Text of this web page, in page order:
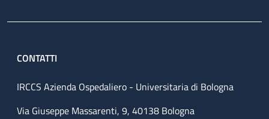
CONTATTI
IRCCS Azienda Ospedaliero - Universitaria di Bologna
Via Giuseppe Massarenti, 9, 40138 Bologna